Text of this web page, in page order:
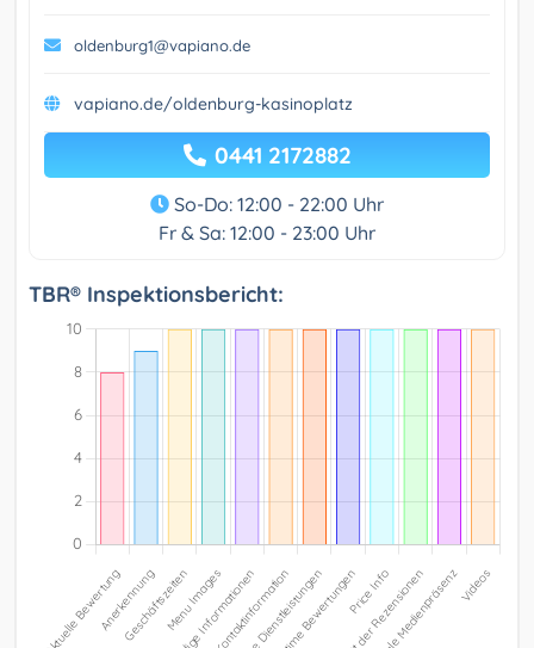
oldenburg1@vapiano.de
vapiano.de/oldenburg-kasinoplatz
0441 2172882
So-Do: 12:00 - 22:00 Uhr
Fr & Sa: 12:00 - 23:00 Uhr
TBR® Inspektionsbericht: